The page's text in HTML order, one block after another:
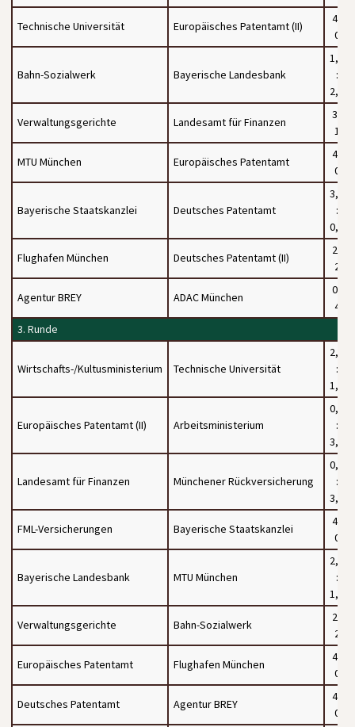
Technische Universität Europäisches Patentamt (II)
4 :
0
Bahn-Sozialwerk Bayerische Landesbank
1,5
:
2,5
Verwaltungsgerichte Landesamt für Finanzen
3 :
1
MTU München Europäisches Patentamt
4 :
0
Bayerische Staatskanzlei Deutsches Patentamt
3,5
:
0,5
Flughafen München Deutsches Patentamt (II)
2 :
2
Agentur BREY ADAC München
0 :
4
3. Runde
Wirtschafts-/Kultusministerium Technische Universität
2,5
:
1,5
Europäisches Patentamt (II) Arbeitsministerium
0,5
:
3,5
Landesamt für Finanzen Münchener Rückversicherung
0,5
:
3,5
FML-Versicherungen Bayerische Staatskanzlei
4 :
0
Bayerische Landesbank MTU München
2,5
:
1,5
Verwaltungsgerichte Bahn-Sozialwerk
2 :
2
Europäisches Patentamt Flughafen München
4 :
0
Deutsches Patentamt Agentur BREY
4 :
0